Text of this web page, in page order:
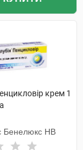
крем 1
Бенелюкс НВ